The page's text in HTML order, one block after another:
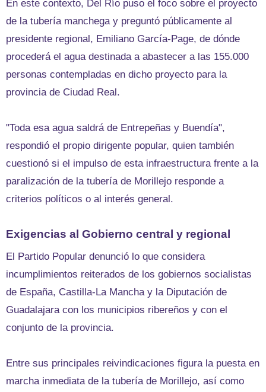
En este contexto, Del Río puso el foco sobre el proyecto
de la tubería manchega y preguntó públicamente al
presidente regional, Emiliano García-Page, de dónde
procederá el agua destinada a abastecer a las 155.000
personas contempladas en dicho proyecto para la
provincia de Ciudad Real.
"Toda esa agua saldrá de Entrepeñas y Buendía",
respondió el propio dirigente popular, quien también
cuestionó si el impulso de esta infraestructura frente a la
paralización de la tubería de Morillejo responde a
criterios políticos o al interés general.
Exigencias al Gobierno central y regional
El Partido Popular denunció lo que considera
incumplimientos reiterados de los gobiernos socialistas
de España, Castilla-La Mancha y la Diputación de
Guadalajara con los municipios ribereños y con el
conjunto de la provincia.
Entre sus principales reivindicaciones figura la puesta en
marcha inmediata de la tubería de Morillejo, así como